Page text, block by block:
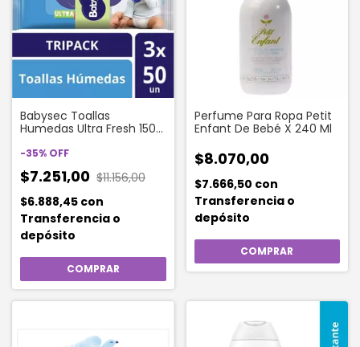
Babysec Toallas
Humedas Ultra Fresh 150
-35% OFF
$7.251,00 $11.156,00
$6.888,45 con
Transferencia o
depósito
Perfume Para Ropa Petit
Enfant De Bebé X 240 Ml
$8.070,00
$7.666,50 con
Transferencia o
depósito